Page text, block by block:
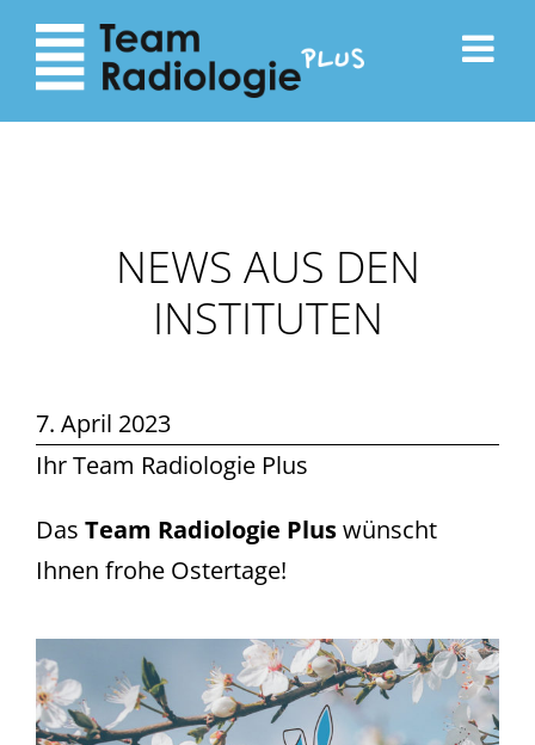
zum
Inhalt
Navigation
NEWS AUS DEN
INSTITUTEN
7. April 2023
Ihr Team Radiologie Plus
Das Team Radiologie Pluswünscht
Ihnen frohe Ostertage!